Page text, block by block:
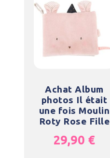
Achat Album
photos Il était
une fois Moulin
Roty Rose Fille
29,90 €